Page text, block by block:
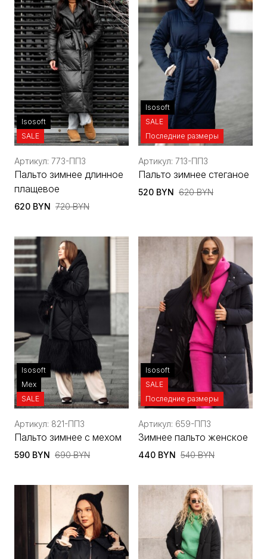
Isosoft
SALE
Артикул: 773-ППЗ
Пальто зимнее длинное
плащевое
620 BYN 720 BYN
Isosoft
SALE
Последние размеры
Артикул: 713-ППЗ
Пальто зимнее стеганое
520 BYN 620 BYN
Isosoft
Мех
SALE
Артикул: 821-ППЗ
Пальто зимнее с мехом
590 BYN 690 BYN
Isosoft
SALE
Последние размеры
Артикул: 659-ППЗ
Зимнее пальто женское
440 BYN 540 BYN